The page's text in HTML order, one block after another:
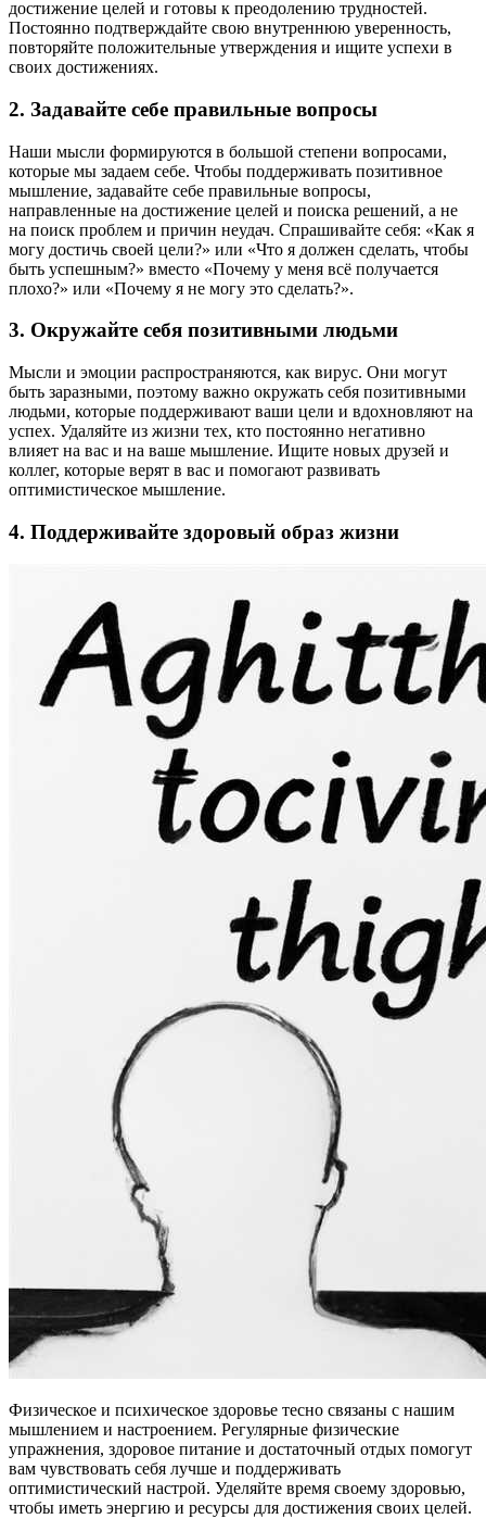
достижение целей и готовы к преодолению трудностей.
Постоянно подтверждайте свою внутреннюю уверенность,
повторяйте положительные утверждения и ищите успехи в
своих достижениях.
2. Задавайте себе правильные вопросы
Наши мысли формируются в большой степени вопросами,
которые мы задаем себе. Чтобы поддерживать позитивное
мышление, задавайте себе правильные вопросы,
направленные на достижение целей и поиска решений, а не
на поиск проблем и причин неудач. Спрашивайте себя: «Как я
могу достичь своей цели?» или «Что я должен сделать, чтобы
быть успешным?» вместо «Почему у меня всё получается
плохо?» или «Почему я не могу это сделать?».
3. Окружайте себя позитивными людьми
Мысли и эмоции распространяются, как вирус. Они могут
быть заразными, поэтому важно окружать себя позитивными
людьми, которые поддерживают ваши цели и вдохновляют на
успех. Удаляйте из жизни тех, кто постоянно негативно
влияет на вас и на ваше мышление. Ищите новых друзей и
коллег, которые верят в вас и помогают развивать
оптимистическое мышление.
4. Поддерживайте здоровый образ жизни
Физическое и психическое здоровье тесно связаны с нашим
мышлением и настроением. Регулярные физические
упражнения, здоровое питание и достаточный отдых помогут
вам чувствовать себя лучше и поддерживать
оптимистический настрой. Уделяйте время своему здоровью,
чтобы иметь энергию и ресурсы для достижения своих целей.